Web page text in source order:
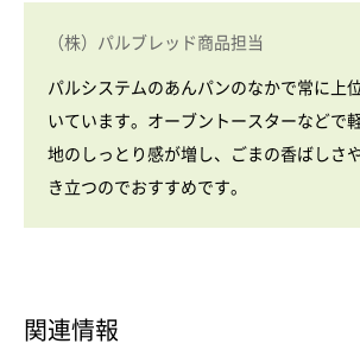
（株）パルブレッド商品担当
パルシステムのあんパンのなかで常に上
いています。オーブントースターなどで
地のしっとり感が増し、ごまの香ばしさ
き立つのでおすすめです。
関連情報